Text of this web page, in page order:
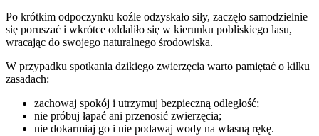
Po krótkim odpoczynku koźle odzyskało siły, zaczęło samodzielnie
się poruszać i wkrótce oddaliło się w kierunku pobliskiego lasu,
wracając do swojego naturalnego środowiska.
W przypadku spotkania dzikiego zwierzęcia warto pamiętać o kilku
zasadach:
zachowaj spokój i utrzymuj bezpieczną odległość;
nie próbuj łapać ani przenosić zwierzęcia;
nie dokarmiaj go i nie podawaj wody na własną rękę.